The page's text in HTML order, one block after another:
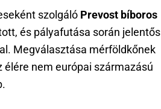
szolgáló Prevost bíboros
és pályafutása során jelentős
Megválasztása mérföldkőnek
nem európai származású